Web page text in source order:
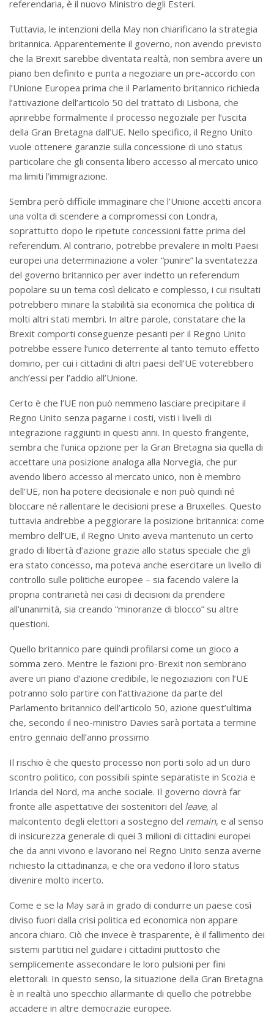
referendaria, è il nuovo Ministro degli Esteri.
Tuttavia, le intenzioni della May non chiarificano la strategia
britannica. Apparentemente il governo, non avendo previsto
che la Brexit sarebbe diventata realtà, non sembra avere un
piano ben definito e punta a negoziare un pre-accordo con
l’Unione Europea prima che il Parlamento britannico richieda
l’attivazione dell’articolo 50 del trattato di Lisbona, che
aprirebbe formalmente il processo negoziale per l’uscita
della Gran Bretagna dall’UE. Nello specifico, il Regno Unito
vuole ottenere garanzie sulla concessione di uno status
particolare che gli consenta libero accesso al mercato unico
ma limiti l’immigrazione.
Sembra però difficile immaginare che l’Unione accetti ancora
una volta di scendere a compromessi con Londra,
soprattutto dopo le ripetute concessioni fatte prima del
referendum. Al contrario, potrebbe prevalere in molti Paesi
europei una determinazione a voler “punire” la sventatezza
del governo britannico per aver indetto un referendum
popolare su un tema così delicato e complesso, i cui risultati
potrebbero minare la stabilità sia economica che politica di
molti altri stati membri. In altre parole, constatare che la
Brexit comporti conseguenze pesanti per il Regno Unito
potrebbe essere l’unico deterrente al tanto temuto effetto
domino, per cui i cittadini di altri paesi dell’UE voterebbero
anch’essi per l’addio all’Unione.
Certo è che l’UE non può nemmeno lasciare precipitare il
Regno Unito senza pagarne i costi, visti i livelli di
integrazione raggiunti in questi anni. In questo frangente,
sembra che l’unica opzione per la Gran Bretagna sia quella di
accettare una posizione analoga alla Norvegia, che pur
avendo libero accesso al mercato unico, non è membro
dell’UE, non ha potere decisionale e non può quindi né
bloccare né rallentare le decisioni prese a Bruxelles. Questo
tuttavia andrebbe a peggiorare la posizione britannica: come
membro dell’UE, il Regno Unito aveva mantenuto un certo
grado di libertà d’azione grazie allo status speciale che gli
era stato concesso, ma poteva anche esercitare un livello di
controllo sulle politiche europee – sia facendo valere la
propria contrarietà nei casi di decisioni da prendere
all’unanimità, sia creando “minoranze di blocco” su altre
questioni.
Quello britannico pare quindi profilarsi come un gioco a
somma zero. Mentre le fazioni pro-Brexit non sembrano
avere un piano d’azione credibile, le negoziazioni con l’UE
potranno solo partire con l’attivazione da parte del
Parlamento britannico dell’articolo 50, azione quest’ultima
che, secondo il neo-ministro Davies sarà portata a termine
entro gennaio dell’anno prossimo
Il rischio è che questo processo non porti solo ad un duro
scontro politico, con possibili spinte separatiste in Scozia e
Irlanda del Nord, ma anche sociale. Il governo dovrà far
fronte alle aspettative dei sostenitori del leave, al
malcontento degli elettori a sostegno del remain, e al senso
di insicurezza generale di quei 3 milioni di cittadini europei
che da anni vivono e lavorano nel Regno Unito senza averne
richiesto la cittadinanza, e che ora vedono il loro status
divenire molto incerto.
Come e se la May sarà in grado di condurre un paese così
diviso fuori dalla crisi politica ed economica non appare
ancora chiaro. Ciò che invece è trasparente, è il fallimento dei
sistemi partitici nel guidare i cittadini piuttosto che
semplicemente assecondare le loro pulsioni per fini
elettorali. In questo senso, la situazione della Gran Bretagna
è in realtà uno specchio allarmante di quello che potrebbe
accadere in altre democrazie europee.